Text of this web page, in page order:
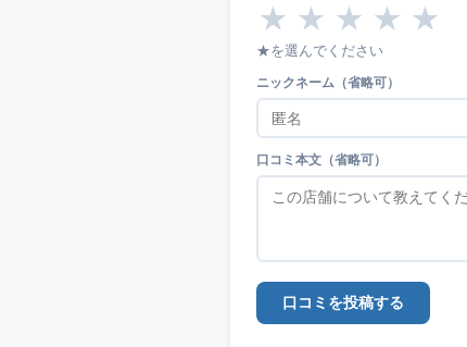
★ ★ ★ ★ ★
★を選んでください
ニックネーム（省略可）
口コミ本文（省略可）
口コミを投稿する